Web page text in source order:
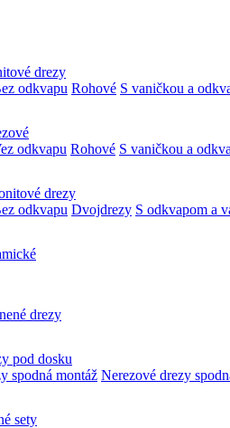
drezy
odkvapu Rohové S vaničkou a
odkvapu Rohové S vaničkou a
drezy
odkvapu Dvojdrezy S odkvapom a
drezy
pod dosku
spodná montáž Nerezové drezy
sety